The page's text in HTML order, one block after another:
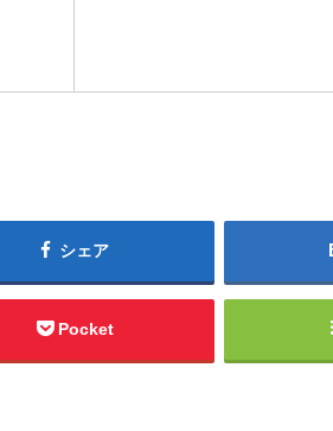
シェア
Pocket